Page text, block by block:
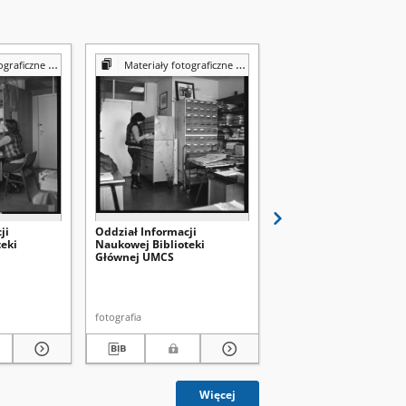
Biblioteki UMCS Materiały fotograficzne z Pracowni Reprografii Biblioteki UMCS
Oddział Informacji
Naukowej Biblioteki
Głównej UMCS
fotografia
Więcej